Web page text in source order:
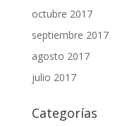
octubre 2017
septiembre 2017
agosto 2017
julio 2017
Categorías